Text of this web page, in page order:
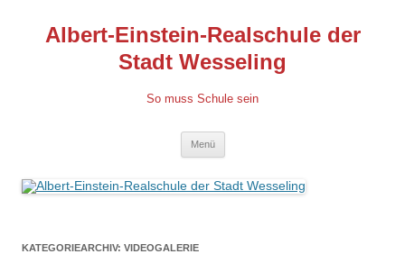
Albert-Einstein-Realschule der
Stadt Wesseling
So muss Schule sein
Menü
KATEGORIEARCHIV: VIDEOGALERIE